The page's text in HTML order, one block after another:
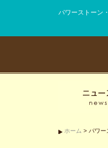
パワーストーン
ホーム > パワー